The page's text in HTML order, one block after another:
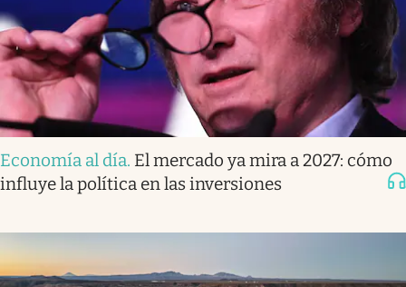
Economía al día. El mercado ya mira a 2027: cómo
influye la política en las inversiones